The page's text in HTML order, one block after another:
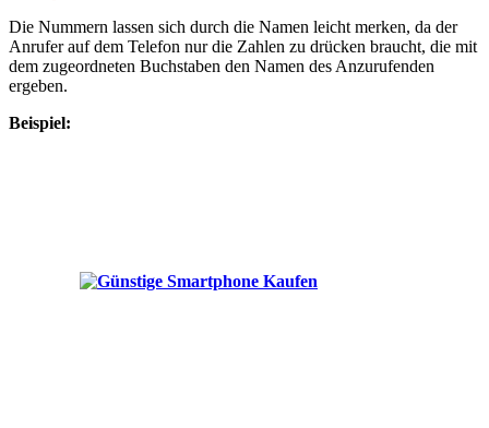
Die Nummern lassen sich durch die Namen leicht merken, da der
Anrufer auf dem Telefon nur die Zahlen zu drücken braucht, die mit
dem zugeordneten Buchstaben den Namen des Anzurufenden
ergeben.
Beispiel: